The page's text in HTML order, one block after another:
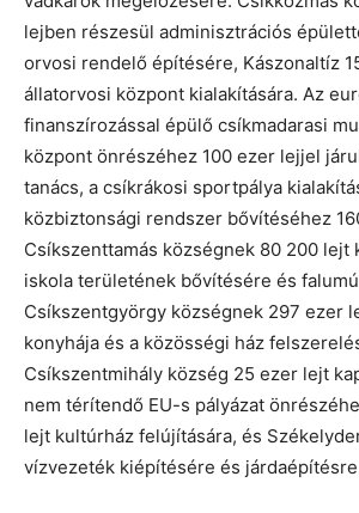
lejben részesül adminisztrációs
orvosi rendelő építésére, Kászonaltíz
állatorvosi központ kialakítására. Az
finanszírozással épülő csíkmadarasi
központ önrészéhez 100 ezer lejjel
tanács, a csíkrákosi sportpálya
közbiztonsági rendszer bővítéséhez
Csíkszenttamás községnek 80 200 lejt
iskola területének bővítésére és
Csíkszentgyörgy községnek 297 ezer
konyhája és a közösségi ház
Csíkszentmihály község 25 ezer lejt
nem térítendő EU-s pályázat
lejt kultúrház felújítására, és
vízvezeték kiépítésére és